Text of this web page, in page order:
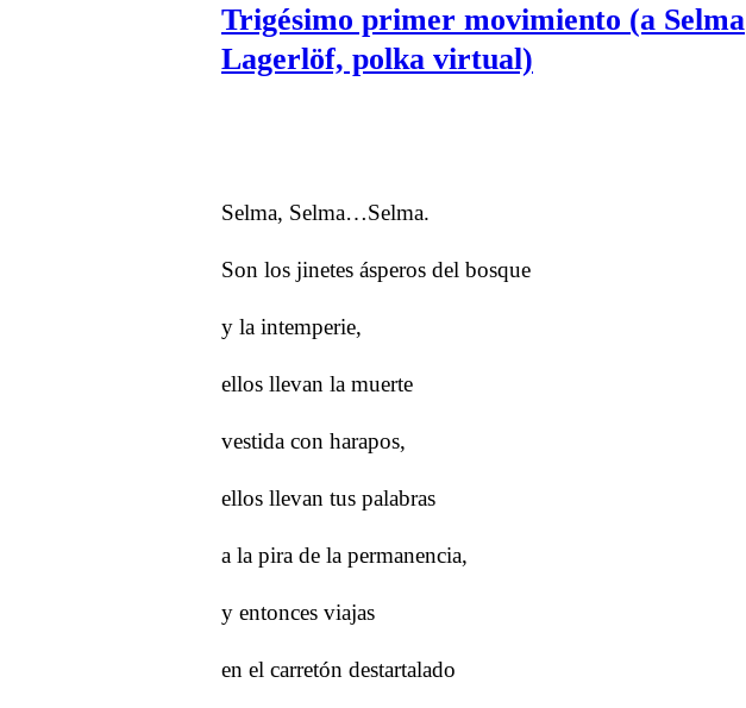
Trigésimo primer movimiento (a Selma
Lagerlöf, polka virtual)
Selma, Selma…Selma.
Son los jinetes ásperos del bosque
y la intemperie,
ellos llevan la muerte
vestida con harapos,
ellos llevan tus palabras
a la pira de la permanencia,
y entonces viajas
en el carretón destartalado